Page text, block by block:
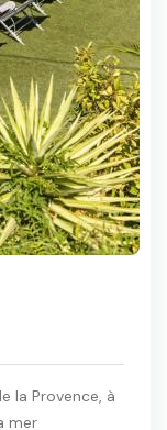
la Provence, à
mer